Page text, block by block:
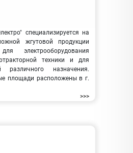
специализируется на
жгутовой продукции
электрооборудования
техники и для
различного назначения.
площади расположены в г.
>>>